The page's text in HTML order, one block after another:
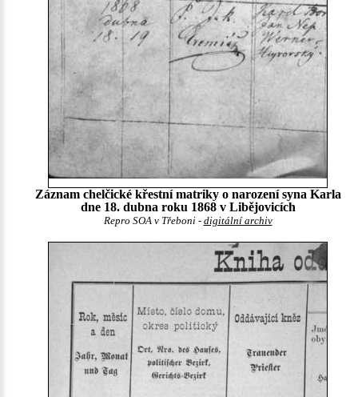
Záznam chelčické křestní matriky o narození syna Karla
dne 18. dubna roku 1868 v Libějovicích
Repro SOA v Třeboni - digitální archiv